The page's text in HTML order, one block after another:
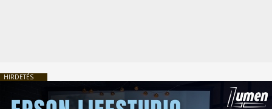
HIRDETÉS